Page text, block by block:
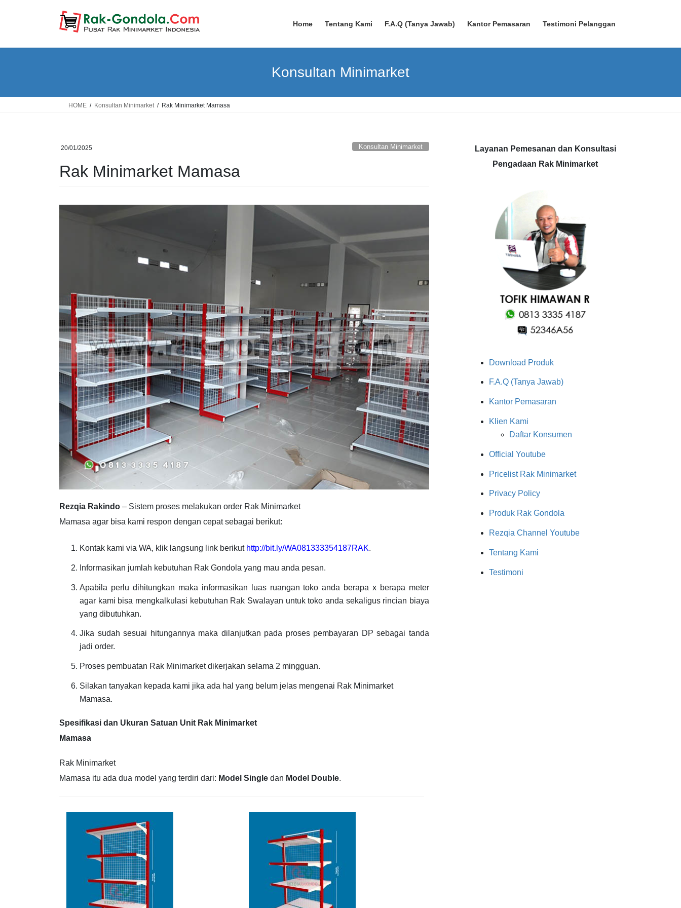
Home Tentang Kami F.A.Q (Tanya Jawab) Kantor Pemasaran Testimoni Pelanggan
Konsultan Minimarket
HOME Konsultan Minimarket Rak Minimarket Mamasa
20/01/2025 Konsultan Minimarket
Rak Minimarket Mamasa
Rezqia Rakindo – Sistem proses melakukan order Rak Minimarket
Mamasa agar bisa kami respon dengan cepat sebagai berikut:
Kontak kami via WA, klik langsung link berikut http://bit.ly/WA081333354187RAK.
Informasikan jumlah kebutuhan Rak Gondola yang mau anda pesan.
Apabila perlu dihitungkan maka informasikan luas ruangan toko anda berapa x berapa meter
agar kami bisa mengkalkulasi kebutuhan Rak Swalayan untuk toko anda sekaligus rincian biaya
yang dibutuhkan.
Jika sudah sesuai hitungannya maka dilanjutkan pada proses pembayaran DP sebagai tanda
jadi order.
Proses pembuatan Rak Minimarket dikerjakan selama 2 mingguan.
Silakan tanyakan kepada kami jika ada hal yang belum jelas mengenai Rak Minimarket
Mamasa.
Spesifikasi dan Ukuran Satuan Unit Rak Minimarket
Mamasa
Rak Minimarket
Mamasa itu ada dua model yang terdiri dari: Model Single dan Model Double.
Layanan Pemesanan dan Konsultasi
Pengadaan Rak Minimarket
Download Produk
F.A.Q (Tanya Jawab)
Kantor Pemasaran
Klien Kami
Daftar Konsumen
Official Youtube
Pricelist Rak Minimarket
Privacy Policy
Produk Rak Gondola
Rezqia Channel Youtube
Tentang Kami
Testimoni